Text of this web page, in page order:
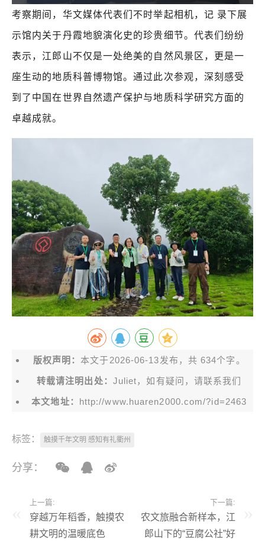
考察期间，华文媒体代表们不时举起相机，记 录下展
示馆内关于丹霞地貌演化史的珍贵细节。代表们纷纷
表示，江郎山不仅是一处绝美的自然风景区，更是一
座生动的地质科普博物馆。通过此次参观，深刻感受
到了中国在世界自然遗产保护与地质科学研究方面的
卓越成就。
版权声明： 本文于2026-06-13发布，共 634个字。
转载请注明出处： Juliet，如有疑问，请联系我们
本文地址： http://www.huaren2000.com/?id=2463
标签： 触摸千年文明 感知有礼衢州
分享：
上一篇:
穿越万年稻香，触摸农
耕文明的温暖底色
下一篇:
农文旅融合新样本，江
郎山下的“豆腐公社”好